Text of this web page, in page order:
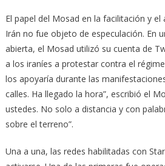
El papel del Mosad en la facilitación y
Irán no fue objeto de especulación. En
abierta, el Mosad utilizó su cuenta de
a los iraníes a protestar contra el
los apoyaría durante las
calles. Ha llegado la hora”, escribió el
ustedes. No solo a distancia y con
sobre el terreno”.
Una a una, las redes habilitadas con